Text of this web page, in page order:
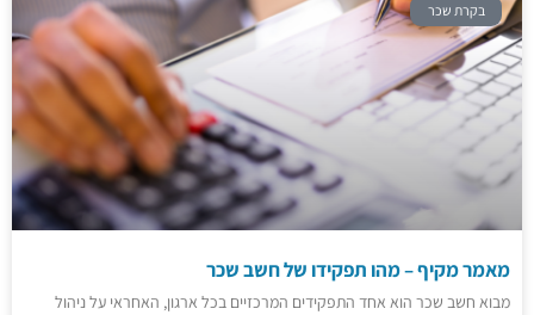
בקרת שכר
מאמר מקיף – מהו תפקידו של חשב שכר
מבוא חשב שכר הוא אחד התפקידים המרכזיים בכל ארגון, האחראי על ניהול